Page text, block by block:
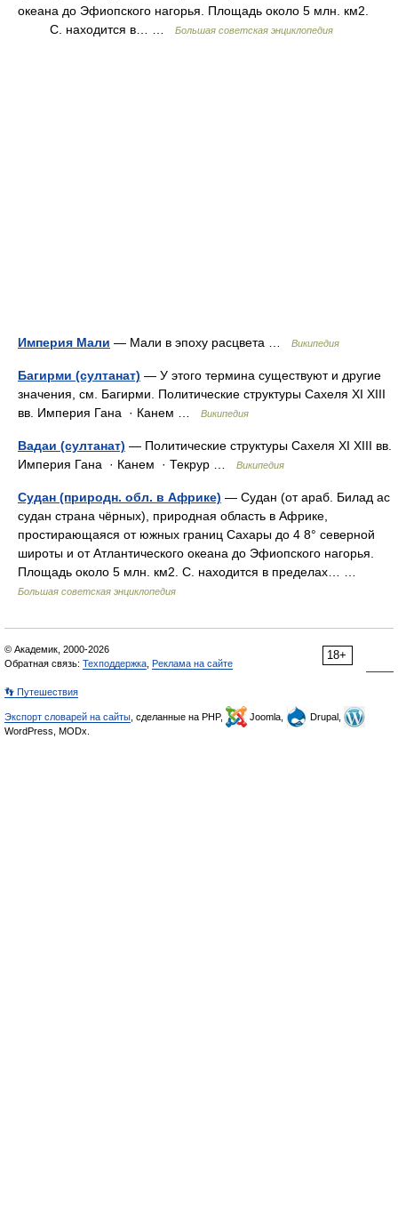
океана до Эфиопского нагорья. Площадь около 5 млн. км2.
С. находится в… …
Большая советская энциклопедия
Империя Мали — Мали в эпоху расцвета … Википедия
Багирми (султанат) — У этого термина существуют и другие
значения, см. Багирми. Политические структуры Сахеля XI XIII
вв. Империя Гана · Канем …
Википедия
Вадаи (султанат) — Политические структуры Сахеля XI XIII вв.
Империя Гана · Канем · Текрур …
Википедия
Судан (природн. обл. в Африке) — Судан (от араб. Билад ас
судан страна чёрных), природная область в Африке,
простирающаяся от южных границ Сахары до 4 8° северной
широты и от Атлантического океана до Эфиопского нагорья.
Площадь около 5 млн. км2. С. находится в пределах… …
Большая советская энциклопедия
18+
© Академик, 2000-2026
Обратная связь: Техподдержка Реклама на сайте
👣 Путешествия
Экспорт словарей на сайты , сделанные на PHP, Joomla,
Drupal,
WordPress, MODx.